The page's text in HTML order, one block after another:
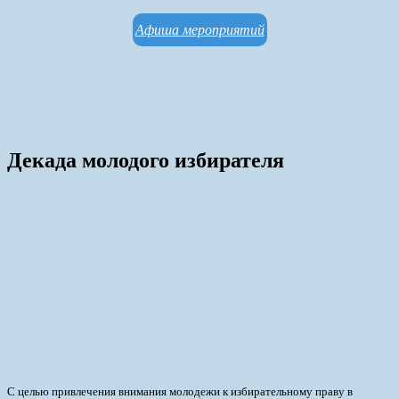
Афиша мероприятий
Декада молодого избирателя
С целью привлечения внимания молодежи к избирательному праву в